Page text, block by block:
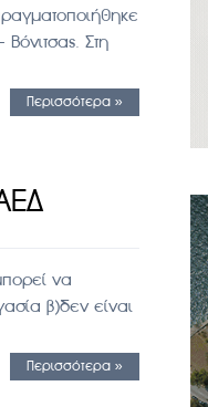
Στη
Περισσότερα »
να
β)δεν είναι
Περισσότερα »